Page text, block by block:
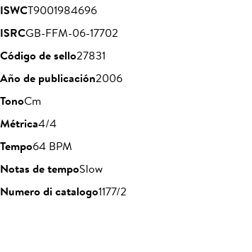
ISWCT9001984696
ISRCGB-FFM-06-17702
Código de sello27831
Año de publicación2006
TonoCm
Métrica4/4
Tempo64 BPM
Notas de tempoSlow
Numero di catalogo1177/2